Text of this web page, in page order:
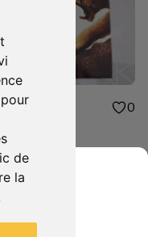
de
la
0